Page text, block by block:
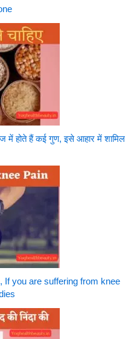
में होते हैं कई गुण, इसे आहार में शामिल
If you are suffering from knee